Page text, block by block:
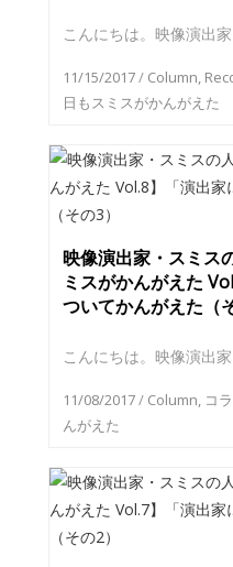
こんにちは。映像演出
11/15/2017/ Column,
日もスミスがかんがえた
映像演出家・スミス
ミスがかんがえた
ついてかんがえた（
こんにちは。映像演出
11/08/2017/ Column, コ
んがえた